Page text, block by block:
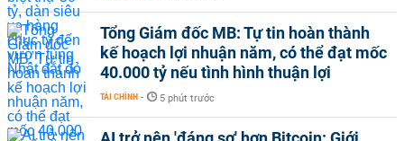
Tổng Giám đốc MB: Tự tin hoàn thành
kế hoạch lợi nhuận năm, có thể đạt mốc
40.000 tỷ nếu tình hình thuận lợi
TÀI CHÍNH - 5 phút trước